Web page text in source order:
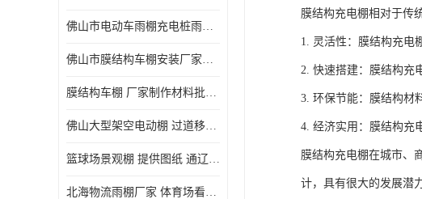
佛山市电动车雨棚充电桩雨棚小区电动车棚
佛山市膜结构车棚安装厂家发货安装
膜结构车棚 厂家制作材料批发安装一体式工厂
佛山大型架空电动棚 过道移动雨蓬 屋轨道悬空棚免费测量
篮球场景观棚 提供图纸 通辽膜结构厂家
北海物流雨棚厂家 体育场看台雨棚 价格优惠
膜结构充电棚相对于传
1. 灵活性：膜结构充电
2. 快速搭建：膜结构充
3. 环保节能：膜结构材
4. 经济实用：膜结构充
膜结构充电棚在城市、
计，具有很大的发展潜力